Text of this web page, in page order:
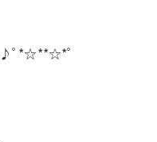
ﾟ*☆**☆*ﾟ